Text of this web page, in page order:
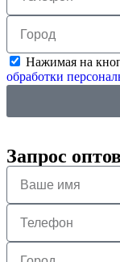
Нажимая на
обработки
Запрос